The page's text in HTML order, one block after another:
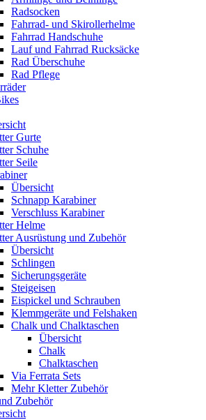
Radsocken
Fahrrad- und Skirollerhelme
Fahrrad Handschuhe
Lauf und Fahrrad Rucksäcke
Rad Überschuhe
Rad Pflege
Gurte
Schuhe
Seile
Übersicht
Schnapp Karabiner
Verschluss Karabiner
Helme
Ausrüstung und Zubehör
Übersicht
Schlingen
Sicherungsgeräte
Steigeisen
Eispickel und Schrauben
Klemmgeräte und Felshaken
Chalk und Chalktaschen
Übersicht
Chalk
Chalktaschen
Via Ferrata Sets
Mehr Kletter Zubehör
Zubehör